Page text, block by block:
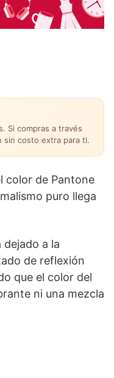
Si compras a través
sin costo extra para ti.
color de Pantone
puro llega
dejado a la
de reflexión
que el color del
ni una mezcla